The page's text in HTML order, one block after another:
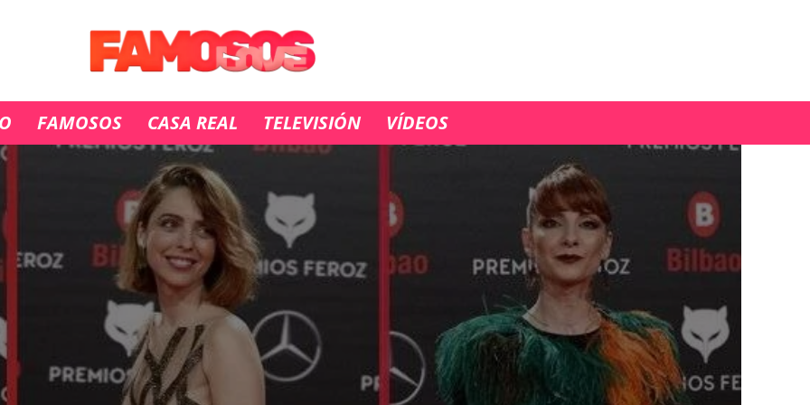
FAMOSOS CASA REAL TELEVISIÓN VÍDEOS